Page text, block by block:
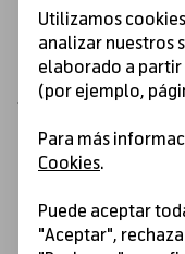
DISTRIBUTION SL..
MADRID (Madrid).
protección de datos:
S.L., PINTOR
Utilizamos
analizar nuestros
elaborado a partir
(por ejemplo,
Para más
Cookies.
Puede aceptar
"Aceptar",